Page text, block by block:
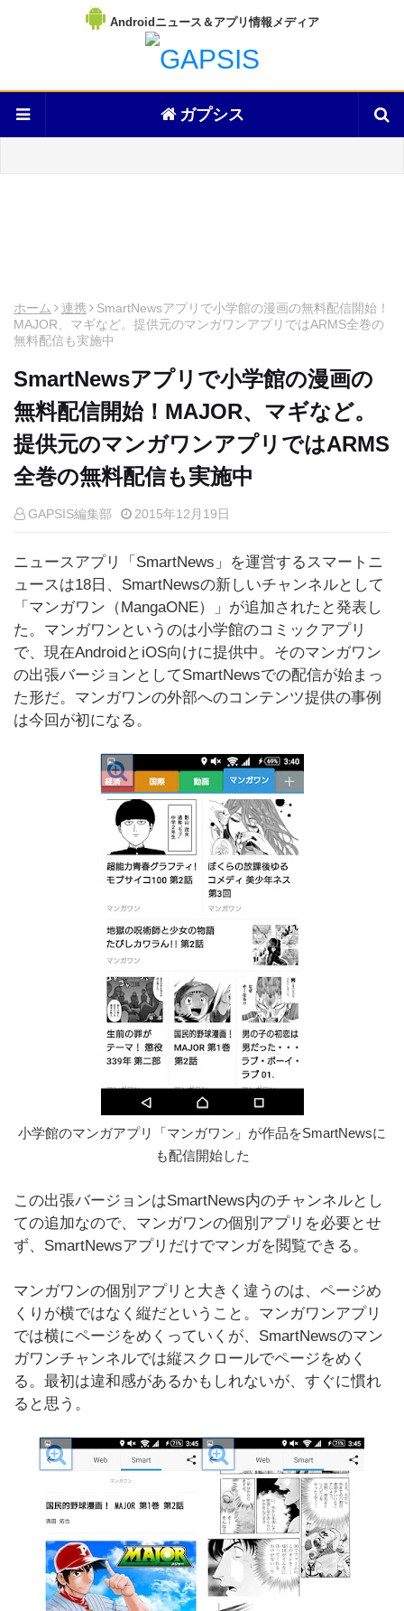
Androidニュース＆アプリ情報メディア
ガプシス
ホーム 連携
SmartNewsアプリで小学館の漫画の無料配信開始！
MAJOR、マギなど。提供元のマンガワンアプリではARMS全巻の
無料配信も実施中
SmartNewsアプリで小学館の漫画の
無料配信開始！MAJOR、マギなど。
提供元のマンガワンアプリではARMS
全巻の無料配信も実施中
GAPSIS編集部 2015年12月19日
ニュースアプリ「SmartNews」を運営するスマートニ
ュースは18日、SmartNewsの新しいチャンネルとして
「マンガワン（MangaONE）」が追加されたと発表し
た。マンガワンというのは小学館のコミックアプリ
で、現在AndroidとiOS向けに提供中。そのマンガワン
の出張バージョンとしてSmartNewsでの配信が始まっ
た形だ。マンガワンの外部へのコンテンツ提供の事例
は今回が初になる。
小学館のマンガアプリ「マンガワン」が作品をSmartNewsに
も配信開始した
この出張バージョンはSmartNews内のチャンネルとし
ての追加なので、マンガワンの個別アプリを必要とせ
ず、SmartNewsアプリだけでマンガを閲覧できる。
マンガワンの個別アプリと大きく違うのは、ページめ
くりが横ではなく縦だということ。マンガワンアプリ
では横にページをめくっていくが、SmartNewsのマン
ガワンチャンネルでは縦スクロールでページをめく
る。最初は違和感があるかもしれないが、すぐに慣れ
ると思う。